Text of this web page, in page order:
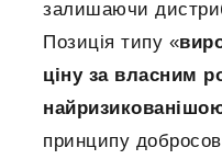
залишаючи
Позиція типу «
ціну за власним
принципу